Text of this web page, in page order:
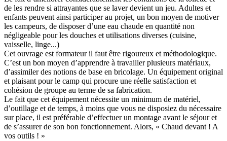
de les rendre si attrayantes que se laver devient un jeu. Adultes et
enfants peuvent ainsi participer au projet, un bon moyen de motiver
les campeurs, de disposer d’une eau chaude en quantité non
négligeable pour les douches et utilisations diverses (cuisine,
vaisselle, linge...)
Cet ouvrage est formateur il faut être rigoureux et méthodologique.
C’est un bon moyen d’apprendre à travailler plusieurs matériaux,
d’assimiler des notions de base en bricolage. Un équipement original
et plaisant pour le camp qui procure une réelle satisfaction et
cohésion de groupe au terme de sa fabrication.
Le fait que cet équipement nécessite un minimum de matériel,
d’outillage et de temps, à moins que vous ne disposiez du nécessaire
sur place, il est préférable d’effectuer un montage avant le séjour et
de s’assurer de son bon fonctionnement. Alors, « Chaud devant ! A
vos outils ! »